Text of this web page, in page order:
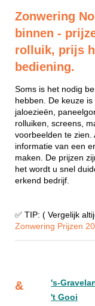
Zonwering
binnen -
rolluik, prijs
bediening.
Soms is het nodig
hebben. De keuze
jaloezieën,
rolluiken, screens,
voorbeelden te zien.
informatie van een
maken. De prijzen
het wordt u snel
erkend bedrijf.
✅ TIP: ( Vergelijk
Zonwering Prijzen
&
's-
't Gooi